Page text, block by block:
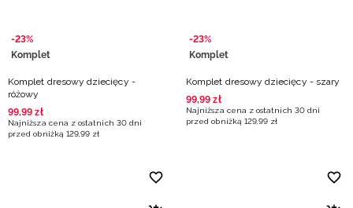
-23%
Komplet
Komplet dresowy dziecięcy -
różowy
99,99 zł
Najniższa cena z ostatnich 30 dni
przed obniżką 129,99 zł
-23%
Komplet
Komplet dresowy dziecięcy - szary
99,99 zł
Najniższa cena z ostatnich 30 dni
przed obniżką 129,99 zł